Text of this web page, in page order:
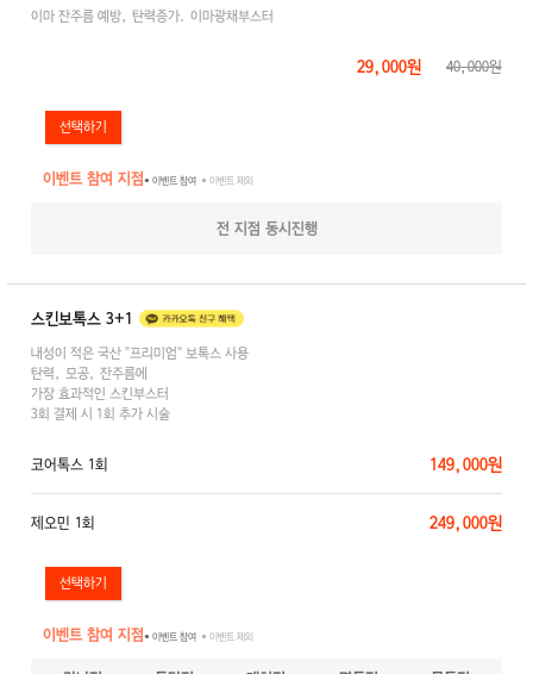
이마 잔주름 예방, 탄력증가. 이마광채부스터
29,000원 40,000원
이벤트 참여 지점● 이벤트 참여 ● 이벤트 제외
전 지점 동시진행
스킨보톡스 3+1
내성이 적은 국산 "프리미엄" 보톡스 사용
탄력, 모공, 잔주름에
가장 효과적인 스킨부스터
3회 결제 시 1회 추가 시술
코어톡스 1회 149,000원
제오민 1회 249,000원
이벤트 참여 지점● 이벤트 참여 ● 이벤트 제외